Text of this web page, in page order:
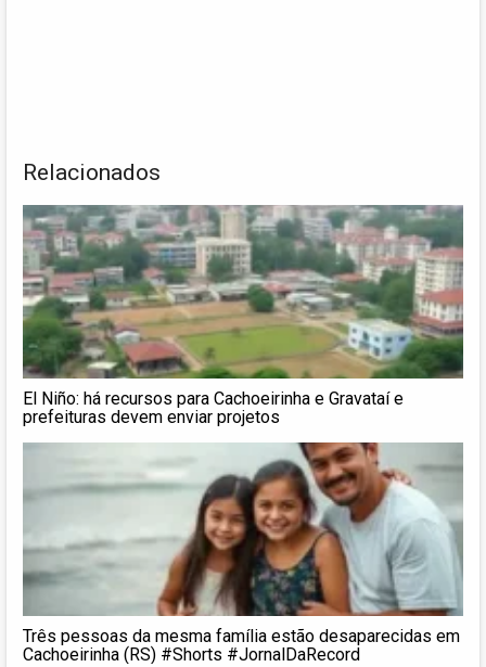
Relacionados
El Niño: há recursos para Cachoeirinha e Gravataí e
prefeituras devem enviar projetos
Três pessoas da mesma família estão desaparecidas em
Cachoeirinha (RS) #Shorts #JornalDaRecord